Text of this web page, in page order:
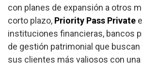
con planes de expansión a otros
corto plazo, Priority Pass Private
instituciones financieras, bancos
de gestión patrimonial que
sus clientes más valiosos con